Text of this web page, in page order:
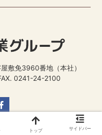
敷免3960番地（本社）
0241-24-2100
Group Co., Ltd.
トップ サイドバー